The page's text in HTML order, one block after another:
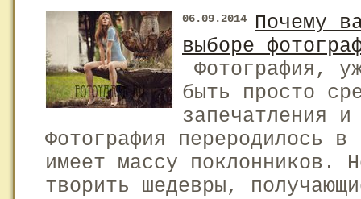
06.09.2014
Почему
выборе
Фотография,
быть просто
запечатления
Фотография переродилось
имеет массу поклонников.
творить шедевры,